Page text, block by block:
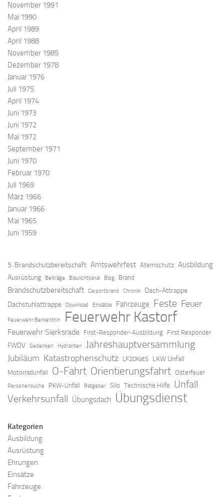
November 1991
Mai 1990
April 1989
April 1988
November 1985
Dezember 1978
Januar 1976
Juli 1975
April 1974
Juni 1973
Juni 1972
Mai 1972
September 1971
Juni 1970
Februar 1970
Juli 1969
März 1966
Januar 1966
Mai 1965
Juni 1959
5. Brandschutzbereitschaft Amtswehrfest Atemschutz Ausbildung
Ausrüstung Beiträge Blaulichtkanal Blog Brand
Brandschutzbereitschaft Carportbrand Chronik
Dach-Attrappe
Dachstuhlattrappe
Download Einsätze Fahrzeuge Feste Feuer
Feuerwehr Berkenthin Feuerwehr Kastorf
Feuerwehr Sierksrade First-Responder-Ausbildung First Responder
FWDV Gedenken Hydranten Jahreshauptversammlung
Jubiläum Katastrophenschutz LF20KatS LKW Unfall
Motorradunfall O-Fahrt Orientierungsfahrt Osterfeuer
Personensuche PKW-Unfall Ratgeber Silo Technische Hilfe Unfall
Verkehrsunfall Übungsdach Übungsdienst
Kategorien
Ausbildung
Ausrüstung
Ehrungen
Einsätze
Fahrzeuge